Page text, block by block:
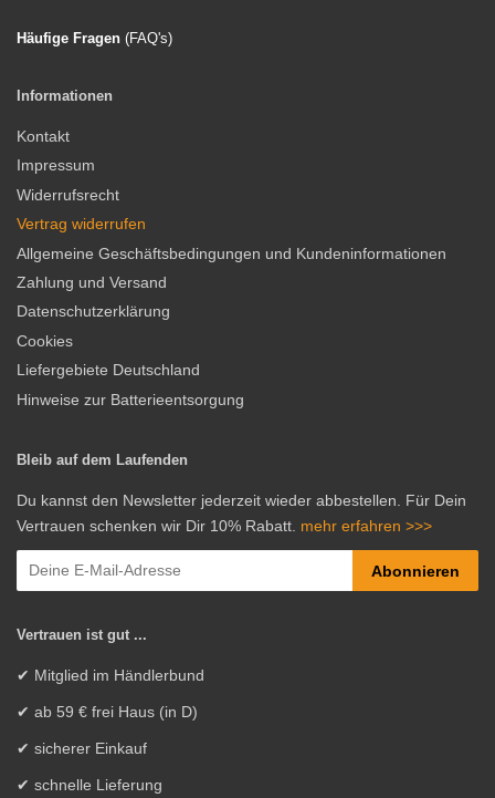
Häufige Fragen (FAQ's)
Informationen
Kontakt
Impressum
Widerrufsrecht
Vertrag widerrufen
Allgemeine Geschäftsbedingungen und Kundeninformationen
Zahlung und Versand
Datenschutzerklärung
Cookies
Liefergebiete Deutschland
Hinweise zur Batterieentsorgung
Bleib auf dem Laufenden
Du kannst den Newsletter jederzeit wieder abbestellen. Für Dein
Vertrauen schenken wir Dir 10% Rabatt. mehr erfahren >>>
Abonnieren
Vertrauen ist gut ...
✔ Mitglied im Händlerbund
✔ ab 59 € frei Haus (in D)
✔ sicherer Einkauf
✔ schnelle Lieferung